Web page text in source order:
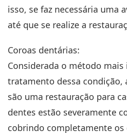
isso, se faz necessária uma
até que se realize a
Coroas dentárias:
Considerada o método mais
tratamento dessa condição,
são uma restauração para
dentes estão severamente
cobrindo completamente os